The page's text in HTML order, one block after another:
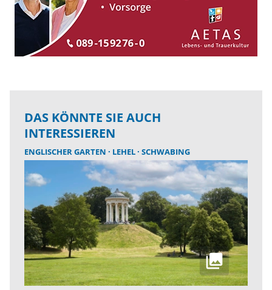
DAS KÖNNTE SIE AUCH
INTERESSIEREN
ENGLISCHER GARTEN LEHEL SCHWABING